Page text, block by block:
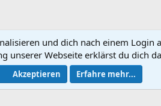
platform by XenForo ® © 2010-2026 XenForo Ltd.
und dich nach einem
unserer Webseite erklärst du dich
Akzeptieren Erfahre mehr...